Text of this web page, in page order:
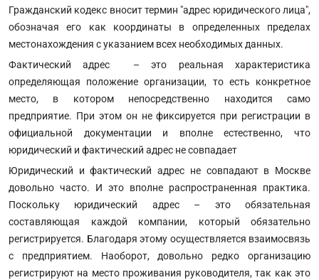
Гражданский кодекс вносит термин "адрес юридического лица",
обозначая его как координаты в определенных пределах
местонахождения с указанием всех необходимых данных.
Фактический адрес – это реальная характеристика
определяющая положение организации, то есть конкретное
место, в котором непосредственно находится само
предприятие. При этом он не фиксируется при регистрации в
официальной документации и вполне естественно, что
юридический и фактический адрес не совпадает
Юридический и фактический адрес не совпадают в Москве
довольно часто. И это вполне распространенная практика.
Поскольку юридический адрес – это обязательная
составляющая каждой компании, который обязательно
регистрируется. Благодаря этому осуществляется взаимосвязь
с предприятием. Наоборот, довольно редко организацию
регистрируют на место проживания руководителя, так как это